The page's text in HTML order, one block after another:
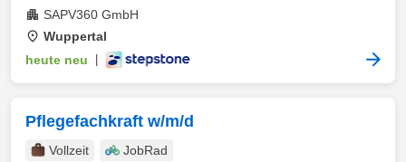
SAPV360 GmbH
Wuppertal
heute neu
Pflegefachkraft w/m/d
Vollzeit JobRad